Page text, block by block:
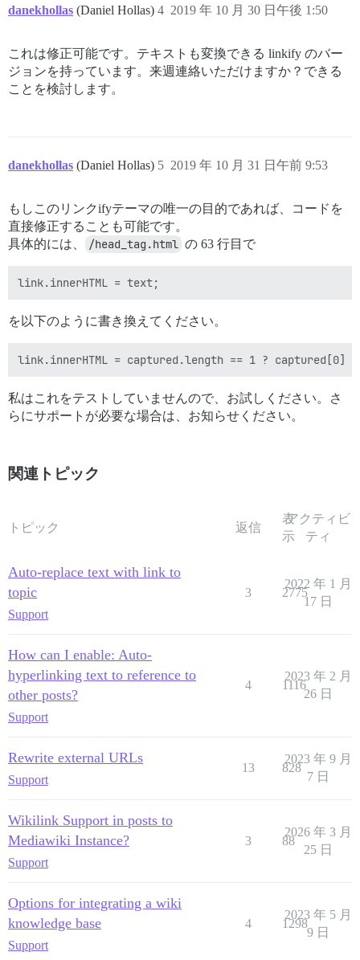
danekhollas (Daniel Hollas) 2019 年 10 月 30 日午後 1:50
4
これは修正可能です。テキストも変換できる linkify のバー
ジョンを持っています。来週連絡いただけますか？できる
ことを検討します。
danekhollas (Daniel Hollas) 2019 年 10 月 31 日午前 9:53
5
もしこのリンクifyテーマの唯一の目的であれば、コードを
直接修正することも可能です。
具体的には、
/head_tag.html の 63 行目で
を以下のように書き換えてください。
私はこれをテストしていませんので、お試しください。さ
らにサポートが必要な場合は、お知らせください。
関連トピック
トピック 返信
表
示
アクティビ
ティ
Auto-replace text with link to
topic
Support
3 2775
2022 年 1 月
17 日
How can I enable: Auto-
hyperlinking text to reference to
other posts?
Support
4 1116
2023 年 2 月
26 日
Rewrite external URLs
Support
13 828
2023 年 9 月
7 日
Wikilink Support in posts to
Mediawiki Instance?
Support
3 88
2026 年 3 月
25 日
Options for integrating a wiki
knowledge base
Support
4 1298
2023 年 5 月
9 日